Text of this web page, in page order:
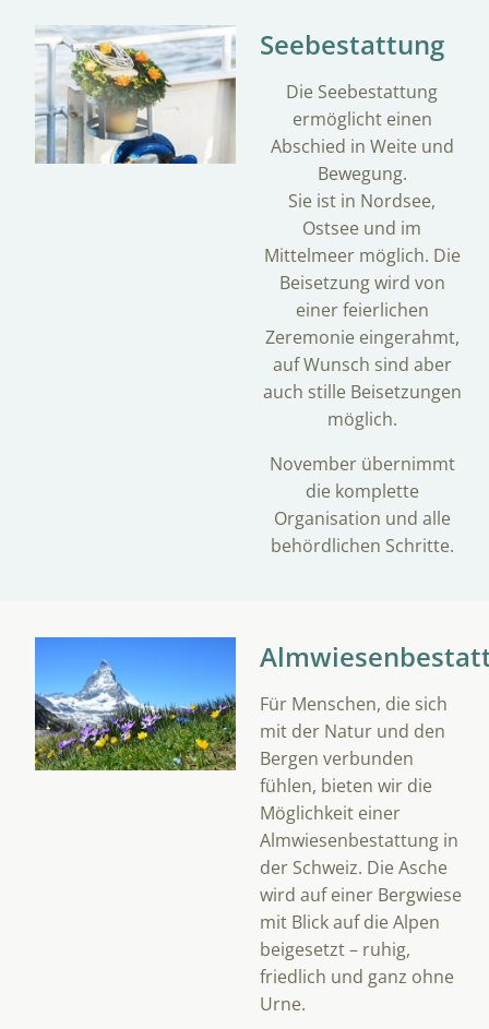
Seebestattung
Die Seebestattung
ermöglicht einen
Abschied in Weite und
Bewegung.
Sie ist in Nordsee,
Ostsee und im
Mittelmeer möglich. Die
Beisetzung wird von
einer feierlichen
Zeremonie eingerahmt,
auf Wunsch sind aber
auch stille Beisetzungen
möglich.
November übernimmt
die komplette
Organisation und alle
behördlichen Schritte.
Für Menschen, die sich
mit der Natur und den
Bergen verbunden
fühlen, bieten wir die
Möglichkeit einer
Almwiesenbestattung in
der Schweiz. Die Asche
wird auf einer Bergwiese
mit Blick auf die Alpen
beigesetzt – ruhig,
friedlich und ganz ohne
Urne.